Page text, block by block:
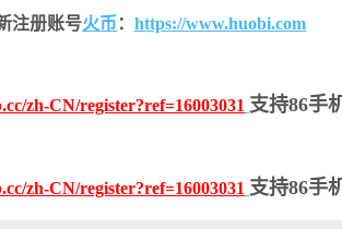
注册账号火币 ： https://www.huobi.com
zh-CN/register?ref=16003031 支持86手
zh-CN/register?ref=16003031 支持86手